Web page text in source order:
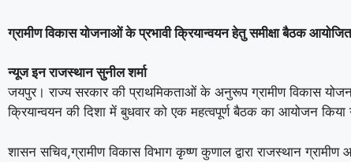
ग्रामीण विकास योजनाओं के प्रभावी क्रियान्वयन हेतु समीक्षा बैठक आयोजित
न्यूज इन राजस्थान सुनील शर्मा
जयपुर। राज्य सरकार की प्राथमिकताओं के अनुरूप ग्रामीण विकास
क्रियान्वयन की दिशा में बुधवार को एक महत्वपूर्ण बैठक का आयोजन किया
शासन सचिव,ग्रामीण विकास विभाग कृष्ण कुणाल द्वारा राजस्थान ग्रामीण